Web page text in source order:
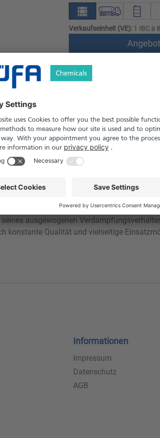
Verkaufseinheit (VE):1 IBC à
Versand nach
Downloads
Kohlenwasserstofflösungsmittel
industriellen Prozessen. Das Produkt
ausgewogenen
konstante Qualität und vielseitige
Informationen
Impressum
Datenschutz
AGB